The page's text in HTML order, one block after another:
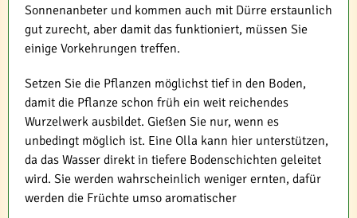
Sonnenanbeter und kommen auch mit Dürre erstaunlich
gut zurecht, aber damit das funktioniert, müssen Sie
einige Vorkehrungen treffen.
Setzen Sie die Pflanzen möglichst tief in den Boden,
damit die Pflanze schon früh ein weit reichendes
Wurzelwerk ausbildet. Gießen Sie nur, wenn es
unbedingt möglich ist. Eine Olla kann hier unterstützen,
da das Wasser direkt in tiefere Bodenschichten geleitet
wird. Sie werden wahrscheinlich weniger ernten, dafür
werden die Früchte umso aromatischer